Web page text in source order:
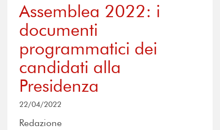
Assemblea 2022: i
documenti
programmatici dei
candidati alla
Presidenza
22/04/2022
Redazione